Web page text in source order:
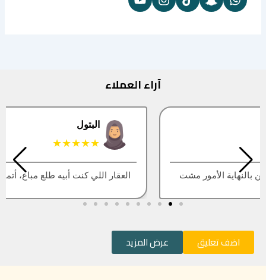
آراء العملاء
العقار اللي كنت أبيه طلع مباع، أتمنى التحديث يكون أسرع
اضف تعليق عرض المزيد